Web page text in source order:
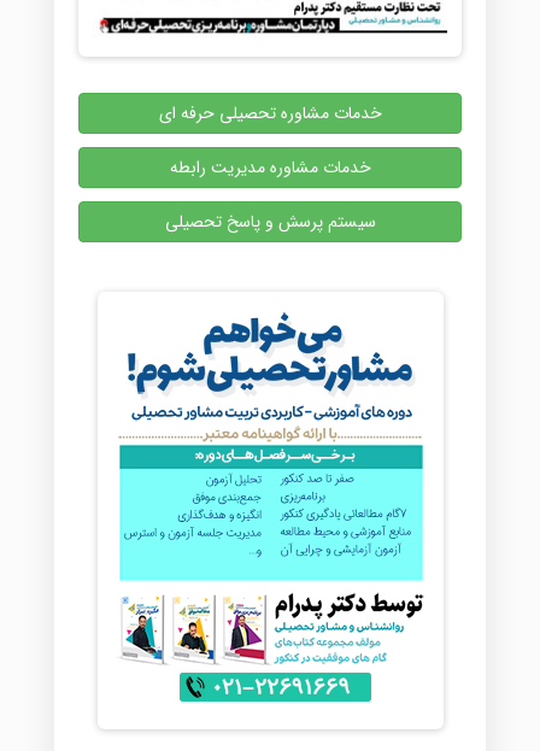
خدمات مشاوره تحصیلی حرفه ای
خدمات مشاوره مدیریت رابطه
سیستم پرسش و پاسخ تحصیلی